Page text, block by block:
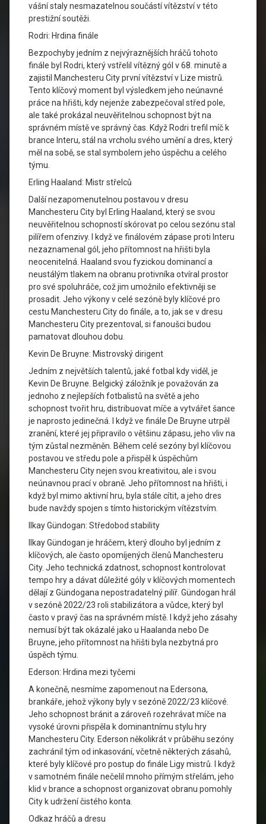
vášní staly nesmazatelnou součástí vítězství v této
prestižní soutěži.
Rodri: Hrdina finále
Bezpochyby jedním z nejvýraznějších hráčů tohoto
finále byl Rodri, který vstřelil vítězný gól v 68. minutě a
zajistil Manchesteru City první vítězství v Lize mistrů.
Tento klíčový moment byl výsledkem jeho neúnavné
práce na hřišti, kdy nejenže zabezpečoval střed pole,
ale také prokázal neuvěřitelnou schopnost být na
správném místě ve správný čas. Když Rodri trefil míč k
brance Interu, stál na vrcholu svého umění a dres, který
měl na sobě, se stal symbolem jeho úspěchu a celého
týmu.
Erling Haaland: Mistr střelců
Další nezapomenutelnou postavou v dresu
Manchesteru City byl Erling Haaland, který se svou
neuvěřitelnou schopností skórovat po celou sezónu stal
pilířem ofenzivy. I když ve finálovém zápase proti Interu
nezaznamenal gól, jeho přítomnost na hřišti byla
neocenitelná. Haaland svou fyzickou dominancí a
neustálým tlakem na obranu protivníka otvíral prostor
pro své spoluhráče, což jim umožnilo efektivněji se
prosadit. Jeho výkony v celé sezóně byly klíčové pro
cestu Manchesteru City do finále, a to, jak se v dresu
Manchesteru City prezentoval, si fanoušci budou
pamatovat dlouhou dobu.
Kevin De Bruyne: Mistrovský dirigent
Jedním z největších talentů, jaké fotbal kdy viděl, je
Kevin De Bruyne. Belgický záložník je považován za
jednoho z nejlepších fotbalistů na světě a jeho
schopnost tvořit hru, distribuovat míče a vytvářet šance
je naprosto jedinečná. I když ve finále De Bruyne utrpěl
zranění, které jej připravilo o většinu zápasu, jeho vliv na
tým zůstal nezměněn. Během celé sezóny byl klíčovou
postavou ve středu pole a přispěl k úspěchům
Manchesteru City nejen svou kreativitou, ale i svou
neúnavnou prací v obraně. Jeho přítomnost na hřišti, i
když byl mimo aktivní hru, byla stále cítit, a jeho dres
bude navždy spojen s tímto historickým vítězstvím.
Ilkay Gündogan: Středobod stability
Ilkay Gündogan je hráčem, který dlouho byl jedním z
klíčových, ale často opomíjených členů Manchesteru
City. Jeho technická zdatnost, schopnost kontrolovat
tempo hry a dávat důležité góly v klíčových momentech
dělají z Gündogana nepostradatelný pilíř. Gündogan hrál
v sezóně 2022/23 roli stabilizátora a vůdce, který byl
často v pravý čas na správném místě. I když jeho zásahy
nemusí být tak okázalé jako u Haalanda nebo De
Bruyne, jeho přítomnost na hřišti byla nezbytná pro
úspěch týmu.
Ederson: Hrdina mezi tyčemi
A konečně, nesmíme zapomenout na Edersona,
brankáře, jehož výkony byly v sezóně 2022/23 klíčové.
Jeho schopnost bránit a zároveň rozehrávat míče na
vysoké úrovni přispěla k dominantnímu stylu hry
Manchesteru City. Ederson několikrát v průběhu sezóny
zachránil tým od inkasování, včetně některých zásahů,
které byly klíčové pro postup do finále Ligy mistrů. I když
v samotném finále nečelil mnoho přímým střelám, jeho
klid v brance a schopnost organizovat obranu pomohly
City k udržení čistého konta.
Odkaz hráčů a dresu